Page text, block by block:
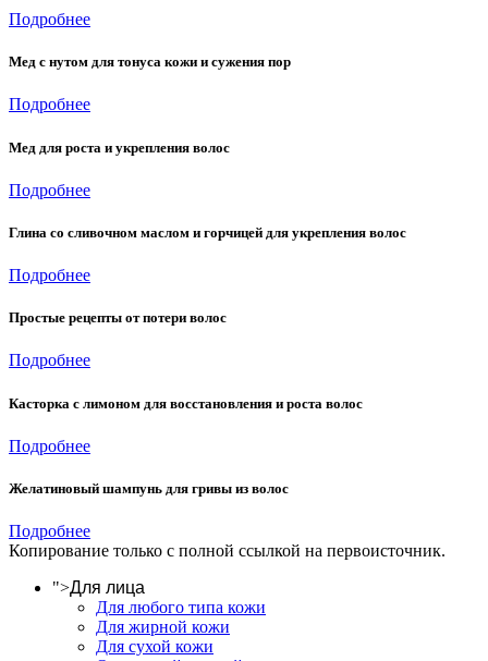
Подробнее
Мед с нутом для тонуса кожи и сужения пор
Подробнее
Мед для роста и укрепления волос
Подробнее
Глина со сливочном маслом и горчицей для укрепления волос
Подробнее
Простые рецепты от потери волос
Подробнее
Касторка с лимоном для восстановления и роста волос
Подробнее
Желатиновый шампунь для гривы из волос
Подробнее
Копирование только с полной ссылкой на первоисточник.
">Для лица
Для любого типа кожи
Для жирной кожи
Для сухой кожи